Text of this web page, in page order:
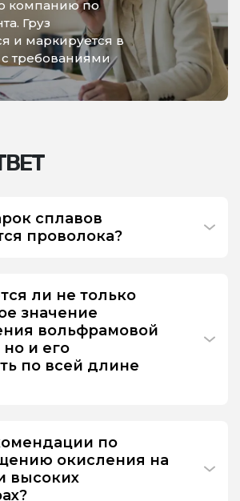
компанию по
Груз
и маркируется в
с требованиями
сплавов
проволока?
ли не только
значение
вольфрамовой
и его
по всей длине
по
окисления на
высоких